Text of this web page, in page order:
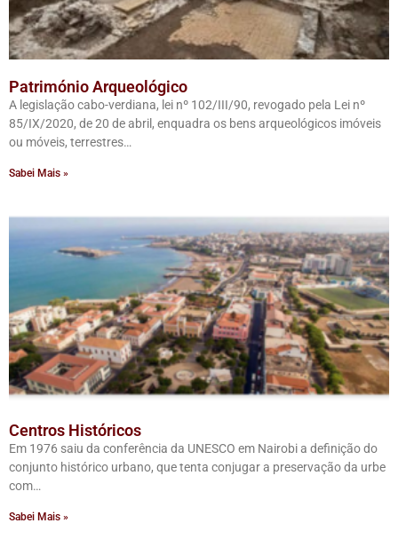
Património Arqueológico
A legislação cabo-verdiana, lei nº 102/III/90, revogado pela Lei nº
85/IX/2020, de 20 de abril, enquadra os bens arqueológicos imóveis
ou móveis, terrestres…
Sabei Mais »
Centros Históricos
Em 1976 saiu da conferência da UNESCO em Nairobi a definição do
conjunto histórico urbano, que tenta conjugar a preservação da urbe
com…
Sabei Mais »